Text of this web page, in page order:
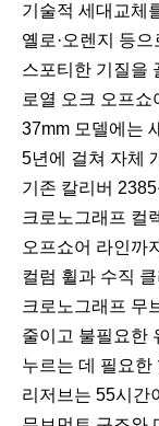
기술적 세대교체
옐로·오렌지 등
스포티한 기질을
로열 오크 오프
37mm 모델에는
5년에 걸쳐 자체
기존 칼리버
크로노그래프 컬
오프쇼어 라인까
컬럼 휠과 수직
크로노그래프 무
줄이고 불필요한
누르는 데 필요한
리저브는 55시간